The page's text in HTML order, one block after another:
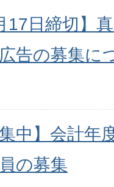
17日締切】
告の募集に
集中】会計年
の募集